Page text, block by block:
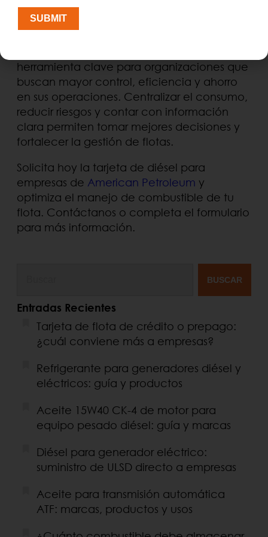
tarjetas asignadas a tus vehículos o a
tus choferes autorizados.
herramienta clave para organizaciones que
buscan mayor control, eficiencia y ahorro
en sus operaciones. Centralizar el consumo,
reducir riesgos y contar con información
clara permiten tomar mejores decisiones y
fortalecer la gestión de flotas.
Solicita hoy la tarjeta de diésel para
empresas de American Petroleum y
optimiza el manejo de combustible de tu
flota. Contáctanos o completa el formulario
para más información.
BUSCAR
Entradas Recientes
Tarjeta de flota de crédito o prepago:
¿cuál conviene más a empresas?
Refrigerante para generadores diésel y
eléctricos: guía y productos
Aceite 15W40 CK-4 de motor para
equipo pesado diésel: guía y marcas
Diésel para generador eléctrico:
suministro de ULSD directo a empresas
Aceite para transmisión automática
ATF: marcas, productos y usos
SUBMIT